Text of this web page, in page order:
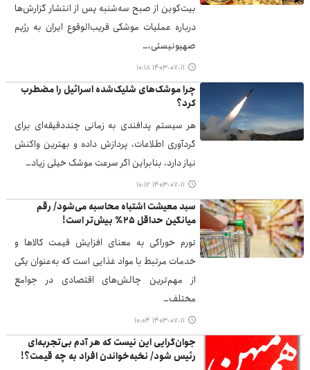
بیت‌کوین از صبح سه‌شنبه پس از انتشار گزارش‌ها
درباره عملیات موشکی قریب‌الوقوع ایران به رژیم
صهیونیستی،…
۱۴۰۳-۰۷-۱۱ ۱۰:۱۸
چرا موشک‌های شلیک‌شده اسرائیل را مضطرب
کرد؟
هر سیستم پدافندی به زمانی چنددقیقه‌ای برای
گردآوری اطلاعات، پردازش داده و بهترین واکنش
نیاز دارد، بنابراین اگر سرعت موشک خیلی زیاد…
۱۴۰۳-۰۷-۱۱ ۱۰:۱۲
سبد معیشت اشتباه محاسبه می‌شود/ رقم
میانگین حداقل ۲۵٪ بیش‌تر است!
تورم خوراکی به معنای افزایش قیمت کالاها و
خدمات مرتبط با مواد غذایی است که به‌عنوان یکی
از مهم‌ترین چالش‌های اقتصادی در جوامع
مختلف…
۱۴۰۳-۰۷-۱۱ ۱۰:۰۴
جوان‌گرایی این نیست که هر آدم بی‌تجربه‌ای
رئیس شود/ نخبه‌خواندن افراد به چه قیمت؟!